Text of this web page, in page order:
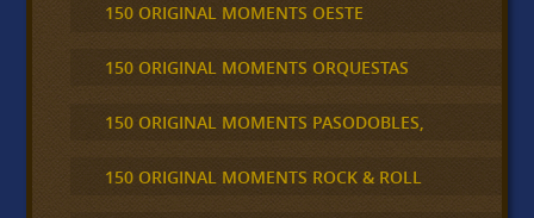
150 ORIGINAL MOMENTS OESTE
150 ORIGINAL MOMENTS ORQUESTAS
150 ORIGINAL MOMENTS PASODOBLES,
150 ORIGINAL MOMENTS ROCK & ROLL